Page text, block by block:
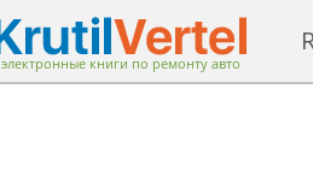
электронные книги по ремонту авто